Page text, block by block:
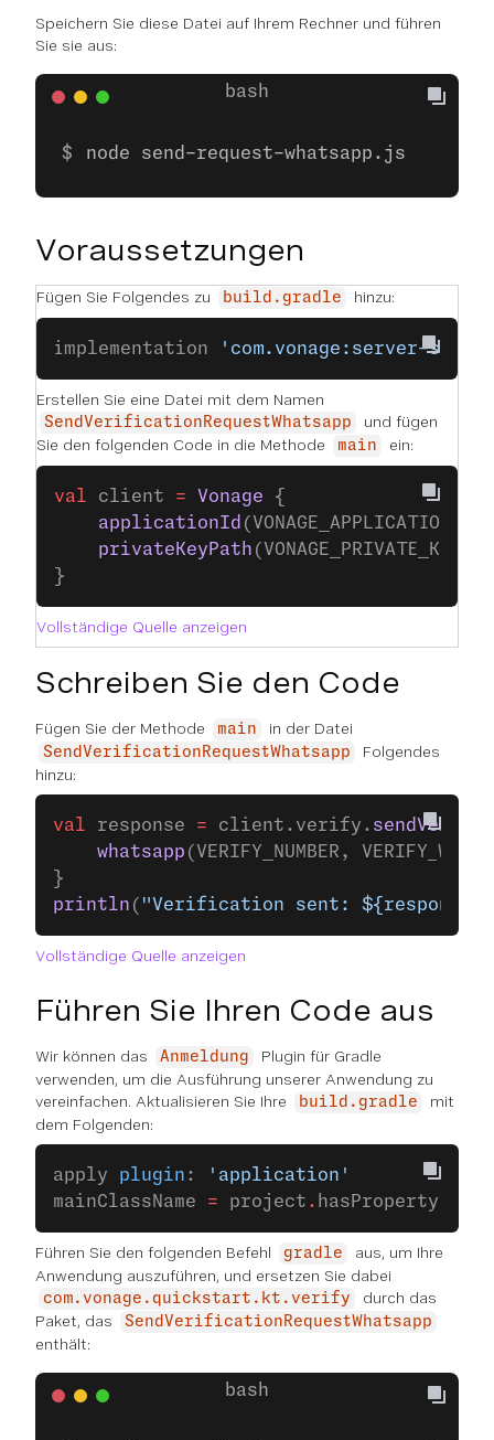
Speichern Sie diese Datei auf Ihrem Rechner und führen
Sie sie aus:
node send-request-whatsapp.js
Voraussetzungen
Fügen Sie Folgendes zu build.gradle hinzu:
implementation 'com.vonage:server-
Erstellen Sie eine Datei mit dem Namen
SendVerificationRequestWhatsapp
und fügen
Sie den folgenden Code in die Methode
main ein:
val client = Vonage {
    applicationId
(VONAGE_APPLICATION_ID)
    privateKeyPath
}
Vollständige Quelle anzeigen
Schreiben Sie den Code
Fügen Sie der Methode main in der Datei
SendVerificationRequestWhatsapp
Folgendes
hinzu:
val response = client.verify.
    whatsapp
(VERIFY_NUMBER,
}
println ( "Verification sent:
Vollständige Quelle anzeigen
Führen Sie Ihren Code aus
Wir können das Anmeldung
Plugin für Gradle
verwenden, um die Ausführung unserer Anwendung zu
vereinfachen. Aktualisieren Sie Ihre
build.gradle
mit
dem Folgenden:
apply plugin :
'application'
mainClassName = project . hasProperty(
Führen Sie den folgenden Befehl gradle
aus, um Ihre
Anwendung auszuführen, und ersetzen Sie dabei
com.vonage.quickstart.kt.verify
durch das
Paket, das
SendVerificationRequestWhatsapp
enthält: